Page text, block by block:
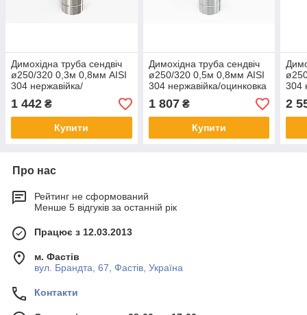
Димохідна труба сендвіч
ø250/320 0,3м 0,8мм AISI
304 нержавійка/
нержавійка
1 442 ₴
Купити
Димохідна труба сендвіч
ø250/320 0,5м 0,8мм AISI
304 нержавійка/оцинковка
1 807₴
Купити
304
2
Про нас
Рейтинг не сформований
Менше 5 відгуків за останній рік
Працює з 12.03.2013
м. Фастів
вул. Брандта, 67, Фастів, Україна
Контакти